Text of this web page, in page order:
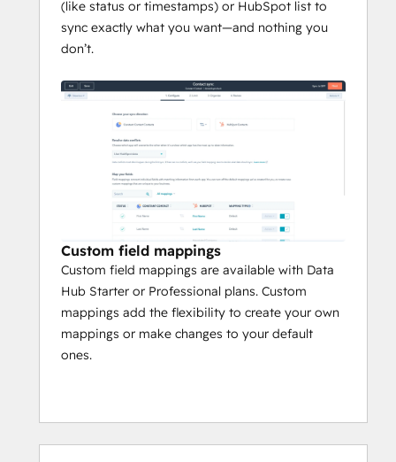
(like status or timestamps) or HubSpot list to
sync exactly what you want—and nothing you
don’t.
Custom field mappings
Custom field mappings are available with Data
Hub Starter or Professional plans. Custom
mappings add the flexibility to create your own
mappings or make changes to your default
ones.